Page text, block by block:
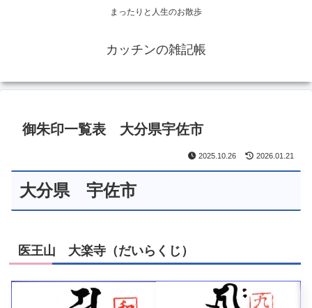
まったりと人生のお散歩
カッチンの雑記帳
御朱印一覧表 大分県宇佐市
2025.10.26 2026.01.21
大分県 宇佐市
医王山 大楽寺（だいらくじ）